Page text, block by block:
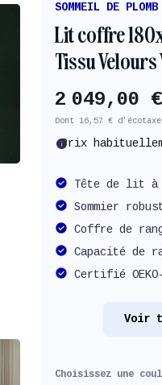
SOMMEIL DE PLOMB
Lit coffre
Tissu Velours
2 049,00 €
Dont 16,57 € d'écotaxe
infoPrix
Tête de lit
Sommier
Coffre de
Capacité de
Certifié
Voir
Choisissez une